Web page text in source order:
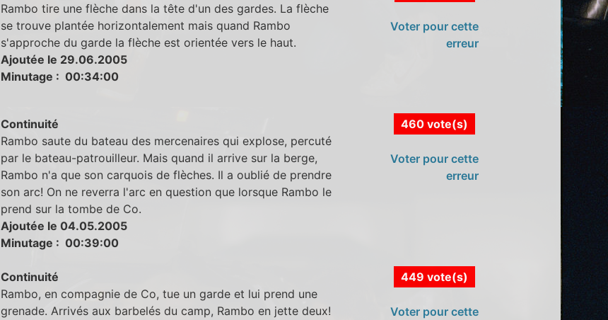
Rambo tire une flèche dans la tête d'un des gardes. La flèche
se trouve plantée horizontalement mais quand Rambo
s'approche du garde la flèche est orientée vers le haut.
Ajoutée le 29.06.2005
Minutage : 00:34:00
Voter pour cette
erreur
Continuité
Rambo saute du bateau des mercenaires qui explose, percuté
par le bateau-patrouilleur. Mais quand il arrive sur la berge,
Rambo n'a que son carquois de flèches. Il a oublié de prendre
son arc! On ne reverra l'arc en question que lorsque Rambo le
prend sur la tombe de Co.
Ajoutée le 04.05.2005
Minutage : 00:39:00
460 vote(s)
Voter pour cette
erreur
Continuité
Rambo, en compagnie de Co, tue un garde et lui prend une
grenade. Arrivés aux barbelés du camp, Rambo en jette deux!
449 vote(s)
Voter pour cette